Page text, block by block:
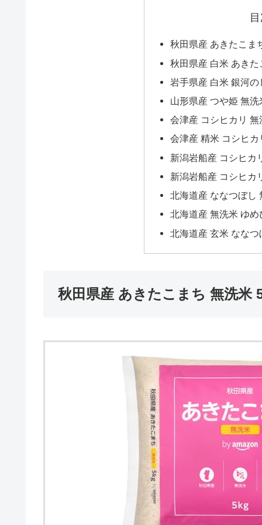
秋田県産 あきたこま
秋田県産 白米 あきた
岩手県産 白米 銀河の
山形県産 つや姫 無洗
会津産 コシヒカリ 無
会津産 精米 コシヒカ
新潟岩船産 コシヒカ
新潟岩船産 コシヒカ
北海道産 ななつぼし
北海道産 無洗米 ゆ
北海道産 玄米 なな
秋田県産 あきたこまち 無洗米